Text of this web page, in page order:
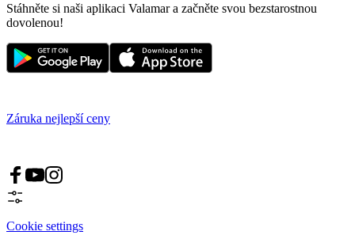
Stáhněte si naši aplikaci Valamar a začněte svou bezstarostnou
dovolenou!
Záruka nejlepší ceny
Cookie settings